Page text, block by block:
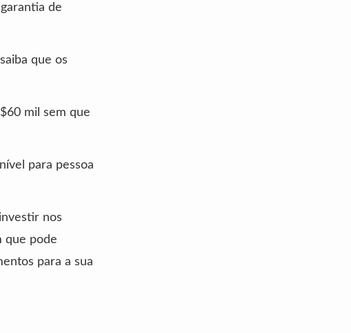
de
que os
mil sem que
para pessoa
nos
que pode
para a sua